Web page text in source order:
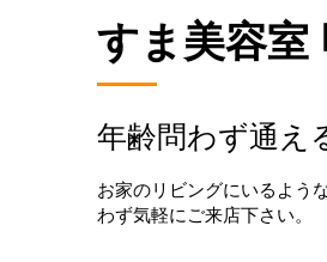
すま美容室
年齢問わず通
お家のリビングにいるよ
わず気軽にご来店下さい。